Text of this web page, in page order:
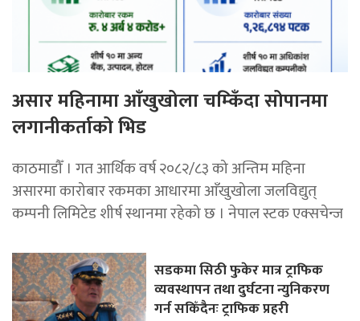
असार महिनामा आँखुखोला चम्किँदा सोपानमा
लगानीकर्ताको भिड
काठमाडौँ । गत आर्थिक वर्ष २०८२/८३ को अन्तिम महिना
असारमा कारोबार रकमका आधारमा आँखुखोला जलविद्युत्
कम्पनी लिमिटेड शीर्ष स्थानमा रहेको छ । नेपाल स्टक एक्सचेन्ज
सडकमा सिठी फुकेर मात्र ट्राफिक
व्यवस्थापन तथा दुर्घटना न्युनिकरण
गर्न सकिँदैनः ट्राफिक प्रहरी